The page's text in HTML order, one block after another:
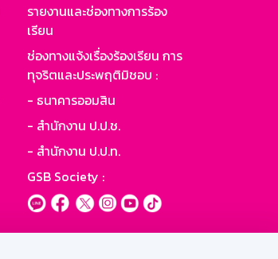
รายงานและช่องทางการร้อง
เรียน
ช่องทางแจ้งเรื่องร้องเรียน การ
ทุจริตและประพฤติมิชอบ :
- ธนาคารออมสิน
- สำนักงาน ป.ป.ช.
- สำนักงาน ป.ป.ท.
GSB Society :